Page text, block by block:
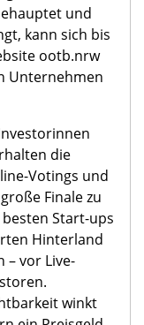
und
kann sich bis
ootb.nrw
Unternehmen
die
Votings und
Finale zu
Start-ups
Hinterland
– vor Live-
winkt